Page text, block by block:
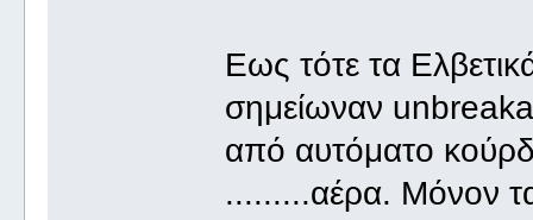
Εως τότε τα
σημείωναν
από αυτόματο
.........αέρα. Μόνον